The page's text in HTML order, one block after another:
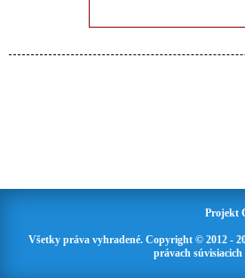
Projekt
Všetky práva vyhradené. Copyright © 2012 -
právach